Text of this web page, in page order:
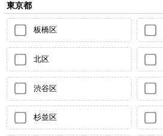
東京都
板橋区
北区
渋谷区
杉並区